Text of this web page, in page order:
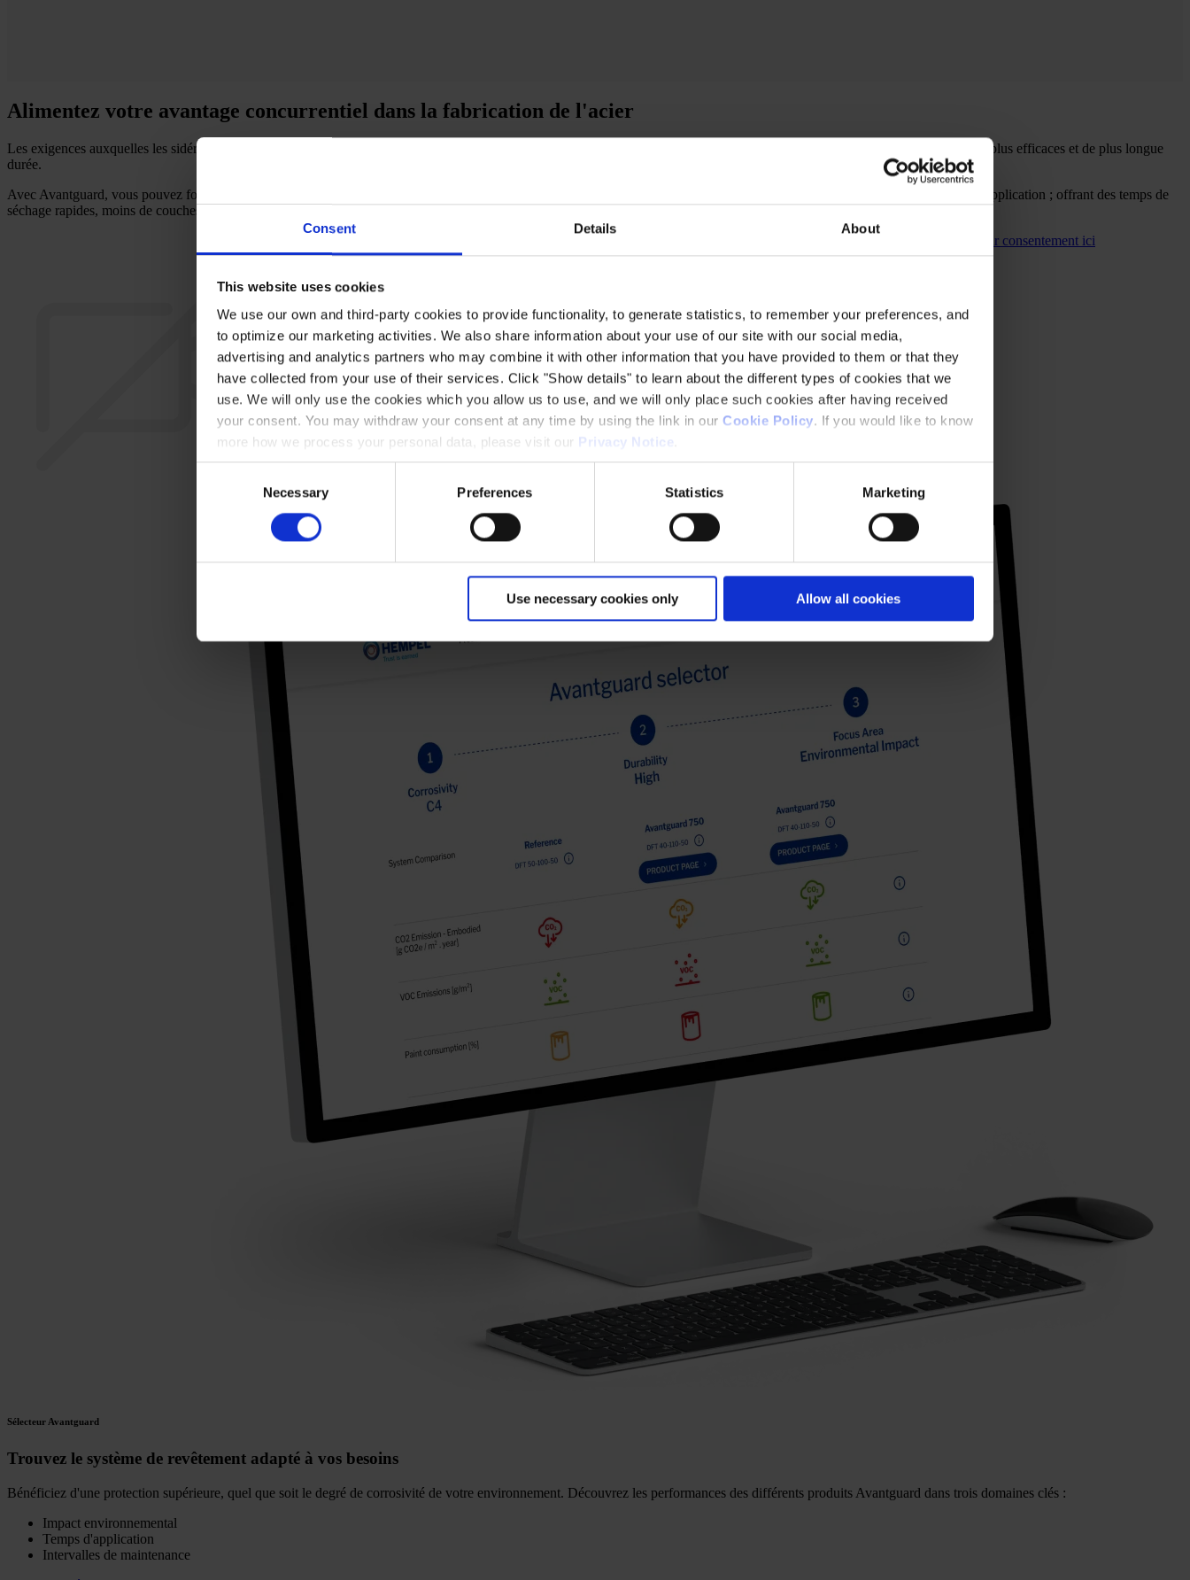
Consent Details About
This website uses cookies
We use our own and third-party cookies to provide functionality, to generate statistics, to remember your preferences, and
to optimize our marketing activities. We also share information about your use of our site with our social media,
advertising and analytics partners who may combine it with other information that you have provided to them or that they
have collected from your use of their services. Click "Show details" to learn about the different types of cookies that we
use. We will only use the cookies which you allow us to use, and we will only place such cookies after having received
your consent. You may withdraw your consent at any time by using the link in our Cookie Policy. If you would like to know
more how we process your personal data, please visit our Privacy Notice
Necessary Preferences Statistics Marketing
Use necessary cookies only Allow all cookies
Alimentez votre avantage concurrentiel dans la fabrication de l'acier
Les exigences auxquelles les sidérurgistes sont confrontés aujourd'hui augmentent à un rythme jamais vu auparavant, avec des attentes pour des solutions en acier plus durables, plus efficaces et de plus longue
durée.
Avec Avantguard, vous pouvez fournir des solutions de protection de l'acier avec une plus grande durabilité et une meilleure viabilité tout en améliorant la productivité de votre application ; offrant des temps de
séchage rapides, moins de couches, et une excellente finition résistante aux craquelures.
Mettre a jour consentement ici
Sélecteur Avantguard
Trouvez le système de revêtement adapté à vos besoins
Bénéficiez d'une protection supérieure, quel que soit le degré de corrosivité de votre environnement. Découvrez les performances des différents produits Avantguard dans trois domaines clés :
Impact environnemental
Temps d'application
Intervalles de maintenance